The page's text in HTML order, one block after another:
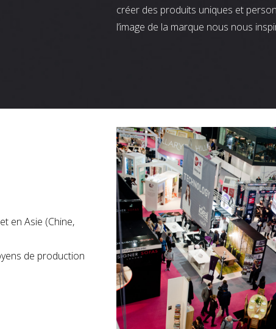
créer des produits uniques et
l’image de la marque nous nous
en Asie (Chine,
de production